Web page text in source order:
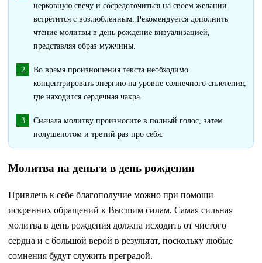
церковную свечу и сосредоточиться на своем желании
встретится с возлюбленным. Рекомендуется дополнить
чтение молитвы в день рождение визуализацией,
представляя образ мужчины.
Во время произношения текста необходимо
концентрировать энергию на уровне солнечного сплетения,
где находится сердечная чакра.
Сначала молитву произносите в полный голос, затем
полушепотом и третий раз про себя.
Молитва на деньги в день рождения
Привлечь к себе благополучие можно при помощи
искренних обращений к Высшим силам. Самая сильная
молитва в день рождения должна исходить от чистого
сердца и с большой верой в результат, поскольку любые
сомнения будут служить преградой.